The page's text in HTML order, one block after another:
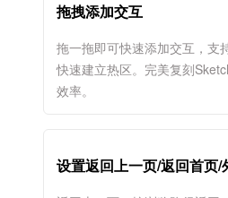
拖拽添加交互
拖一拖即可快速添加交互，支
快速建立热区。完美复刻
效率。
设置返回上一页/返回首页/